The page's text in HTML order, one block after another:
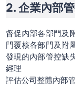
2. 企業內部
督促內部各部門及
門覆核各部門及附
發現的內部管控缺
經理
評估公司整體內部